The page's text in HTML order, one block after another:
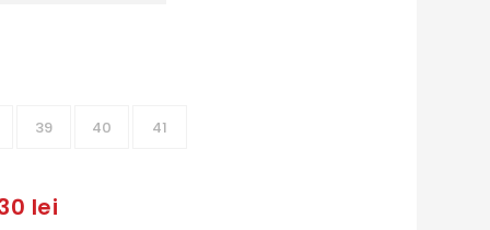
39 40 41
lei